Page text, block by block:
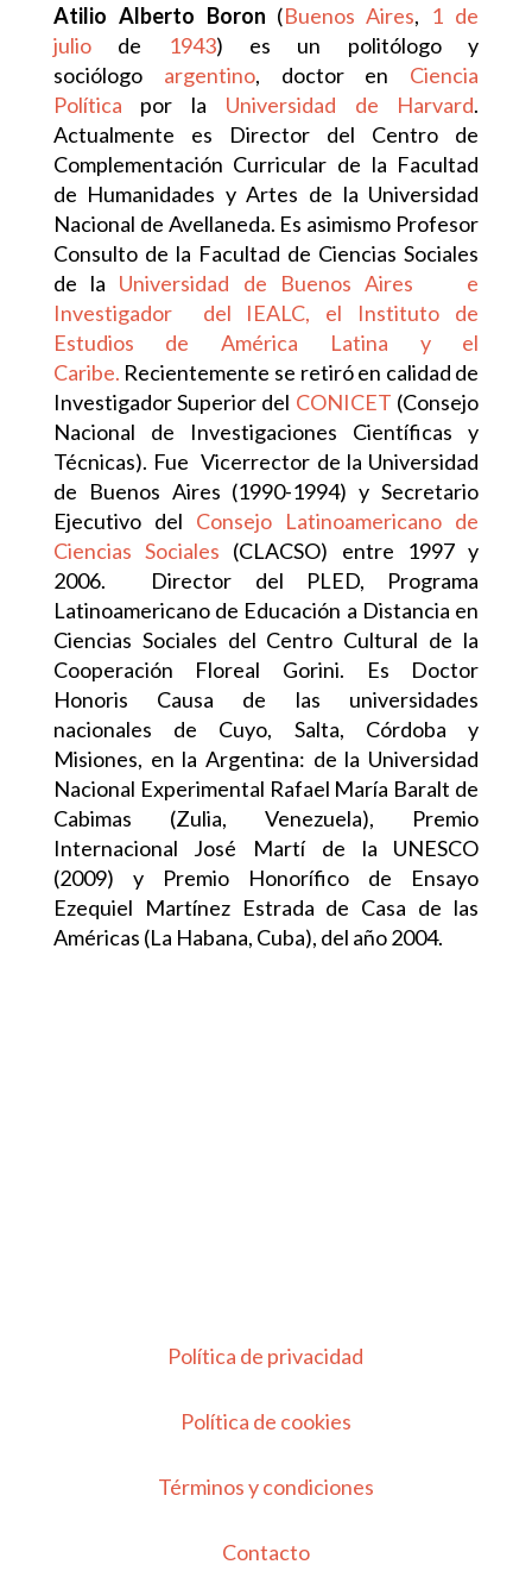
Atilio Alberto Boron (Buenos Aires, 1 de
juliode 1943) es un politólogo y
sociólogo argentino, doctor en Ciencia
Política por la Universidad de Harvard.
Actualmente es Director del Centro de
Complementación Curricular de la Facultad
de Humanidades y Artes de la Universidad
Nacional de Avellaneda. Es asimismo Profesor
Consulto de la Facultad de Ciencias Sociales
de la Universidad de Buenos Aires e
Investigador del IEALC, el Instituto de
Estudios de América Latina y el
Caribe. Recientemente se retiró en calidad de
Investigador Superior del CONICET (Consejo
Nacional de Investigaciones Científicas y
Técnicas). Fue Vicerrector de la Universidad
de Buenos Aires (1990-1994) y Secretario
Ejecutivo del Consejo Latinoamericano de
Ciencias Sociales (CLACSO) entre 1997 y
2006. Director del PLED, Programa
Latinoamericano de Educación a Distancia en
Ciencias Sociales del Centro Cultural de la
Cooperación Floreal Gorini. Es Doctor
Honoris Causa de las universidades
nacionales de Cuyo, Salta, Córdoba y
Misiones, en la Argentina: de la Universidad
Nacional Experimental Rafael María Baralt de
Cabimas (Zulia, Venezuela), Premio
Internacional José Martí de la UNESCO
(2009) y Premio Honorífico de Ensayo
Ezequiel Martínez Estrada de Casa de las
Américas (La Habana, Cuba), del año 2004.
Política de privacidad
Política de cookies
Términos y condiciones
Contacto